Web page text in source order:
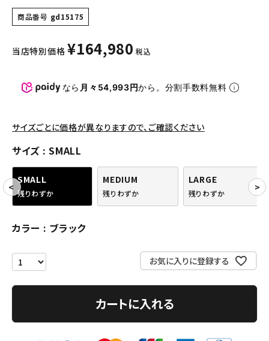
パンツ・ショーツ
アクセサリー
CONTENTS
meeting_room ログイン person 会員登録
商品番号 gd15175
当店特別価格 ¥164,980 税込
なら 月々54,993円から。分割手数料無料
サイズごとに価格が異なりますので、ご確認ください
サイズ SMALL
SMALL
残りわずか
MEDIUM
残りわずか
LARGE
残りわずか
カラー ブラック
お気に入りに登録する
カートに入れる